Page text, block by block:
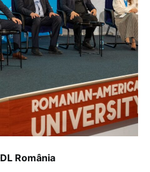
România